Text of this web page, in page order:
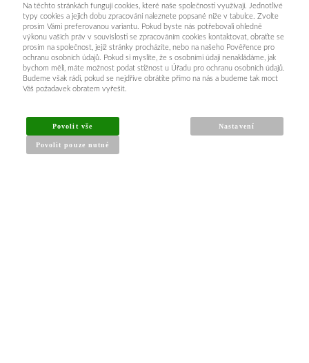
Na těchto stránkách fungují cookies, které naše společnosti využívají. Jednotlivé
typy cookies a jejich dobu zpracování naleznete popsané níže v tabulce. Zvolte
prosím Vámi preferovanou variantu. Pokud byste nás potřebovali ohledně
výkonu vašich práv v souvislosti se zpracováním cookies kontaktovat, obraťte se
prosím na společnost, jejíž stránky procházíte, nebo na našeho Pověřence pro
ochranu osobních údajů. Pokud si myslíte, že s osobními údaji nenakládáme, jak
bychom měli, máte možnost podat stížnost u Úřadu pro ochranu osobních údajů.
Budeme však rádi, pokud se nejdříve obrátíte přímo na nás a budeme tak moct
Váš požadavek obratem vyřešit.
Povolit vše
Povolit pouze nutné
Nastavení